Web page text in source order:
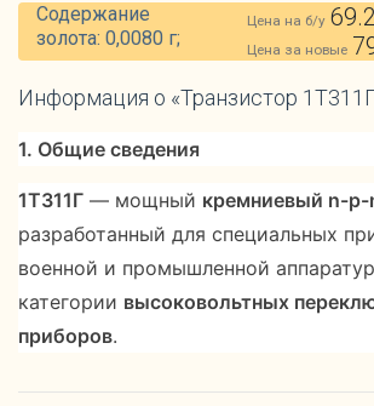
Содержание
золота: 0,0080 г;
Цена на б/у
Цена за новые
Информация о «Транзистор
1. Общие сведения
1Т311Г — мощный кремниевый n-p-
разработанный для специальных
военной и промышленной
категории высоковольтных
приборов.